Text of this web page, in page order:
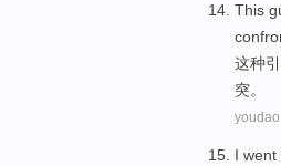
This
这种
突。
youdao
I went